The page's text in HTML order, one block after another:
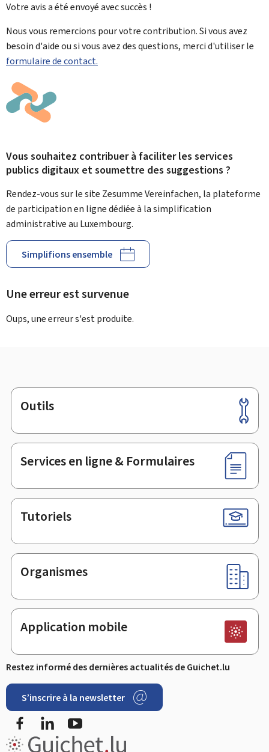
Votre avis a été envoyé avecsuccès !
Nous vous remercions pour votre contribution. Si vous avez
besoin d'aide ou si vous avez des questions, merci d'utiliser le
formulaire de contact.
Vous souhaitez contribuer à faciliter les services
publics digitaux et soumettre des suggestions ?
Rendez-vous sur le site Zesumme Vereinfachen, la plateforme
de participation en ligne dédiée à la simplification
administrative au Luxembourg.
Simplifions ensemble
Une erreur est survenue
Oups, une erreur s'est produite.
Pied
de
page
Outils
Services en ligne & Formulaires
Tutoriels
Organismes
Application mobile
Restez informé des dernières actualités de Guichet.lu
S’inscrire à la newsletter
FacebookLinkedIn